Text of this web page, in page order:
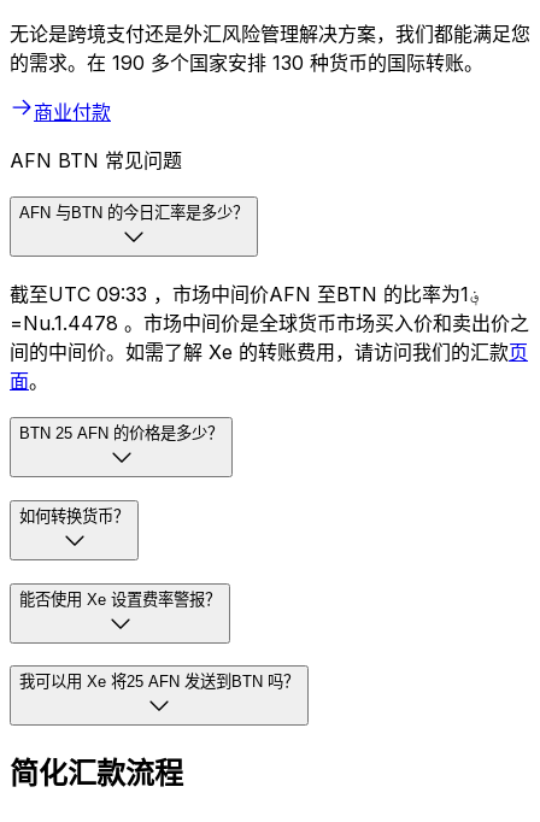
无论是跨境支付还是外汇风险管理解决方案，我们都能满足您
的需求。在 190 多个国家安排 130 种货币的国际转账。
商业付款
AFN BTN 常见问题
AFN 与BTN 的今日汇率是多少？
截至UTC 09:33 ，市场中间价AFN 至BTN 的比率为؋1
=Nu.1.4478 。市场中间价是全球货币市场买入价和卖出价之
间的中间价。如需了解 Xe 的转账费用，请访问我们的汇款页
面。
BTN 25 AFN 的价格是多少？
如何转换货币？
能否使用 Xe 设置费率警报？
我可以用 Xe 将25 AFN 发送到BTN 吗？
简化汇款流程